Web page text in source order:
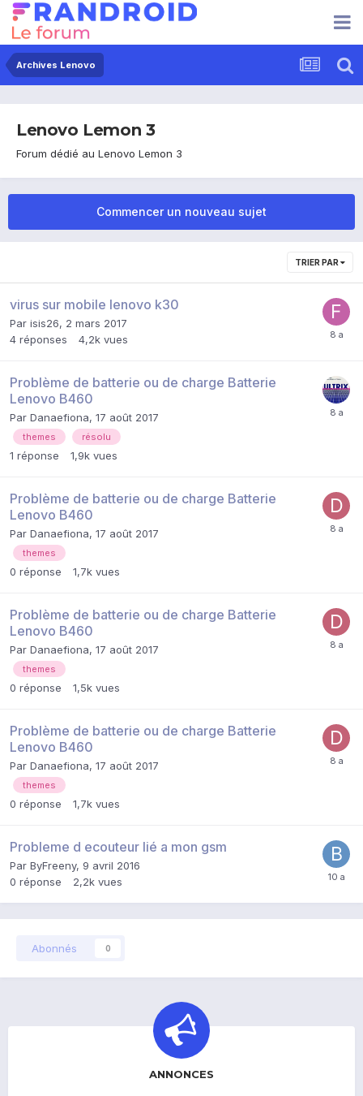
Archives Lenovo
Lenovo Lemon 3
Forum dédié au Lenovo Lemon 3
Commencer un nouveau sujet
TRIER PAR
virus sur mobile lenovo k30
Par isis26, 2 mars 2017
4 réponses 4,2k vues
Problème de batterie ou de charge Batterie
Lenovo B460
Par Danaefiona, 17 août 2017
themes résolu
1 réponse 1,9k vues
Problème de batterie ou de charge Batterie
Lenovo B460
Par Danaefiona, 17 août 2017
themes
0 réponse 1,7k vues
Problème de batterie ou de charge Batterie
Lenovo B460
Par Danaefiona, 17 août 2017
themes
0 réponse 1,5k vues
Problème de batterie ou de charge Batterie
Lenovo B460
Par Danaefiona, 17 août 2017
themes
0 réponse 1,7k vues
Probleme d ecouteur lié a mon gsm
Par ByFreeny, 9 avril 2016
0 réponse 2,2k vues
Abonnés 0
ANNONCES